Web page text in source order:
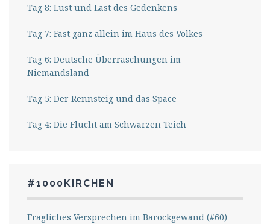
Tag 8: Lust und Last des Gedenkens
Tag 7: Fast ganz allein im Haus des Volkes
Tag 6: Deutsche Überraschungen im
Niemandsland
Tag 5: Der Rennsteig und das Space
Tag 4: Die Flucht am Schwarzen Teich
#1000KIRCHEN
Fragliches Versprechen im Barockgewand (#60)